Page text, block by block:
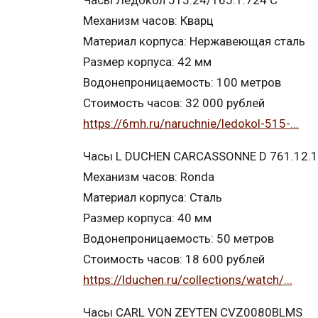
Механизм часов: Кварц
Материал корпуса: Нержавеющая сталь
Размер корпуса: 42 мм
Водонепроницаемость: 100 метров
Стоимость часов: 32 000 рублей
https://6mh.ru/naruchnie/ledokol-515-...
Часы L DUCHEN CARCASSONNE D
Механизм часов: Ronda
Материал корпуса: Сталь
Размер корпуса: 40 мм
Водонепроницаемость: 50 метров
Стоимость часов: 18 600 рублей
https://lduchen.ru/collections/watch/...
Часы CARL VON ZEYTEN CVZ0080BLMS